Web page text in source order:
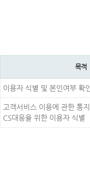
목적
이용자 식별 및 본인여부 확인
고객서비스 이용에 관한 통지,
CS대응을 위한 이용자 식별